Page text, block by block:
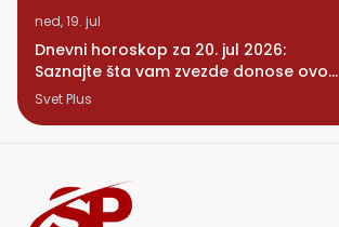
ned, 19. jul
Dnevni horoskop za 20. jul 2026:
Saznajte šta vam zvezde donose ovog
ponedeljka
Svet Plus